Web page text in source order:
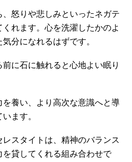
怒りや悲しみといったネガテ
れます。心を洗濯したかのよ
分になれるはずです。
に石に触れると心地よい眠り
を養い、より高次な意識へと導
ます。
スタイトは、精神のバランス
を貸してくれる組み合わせで